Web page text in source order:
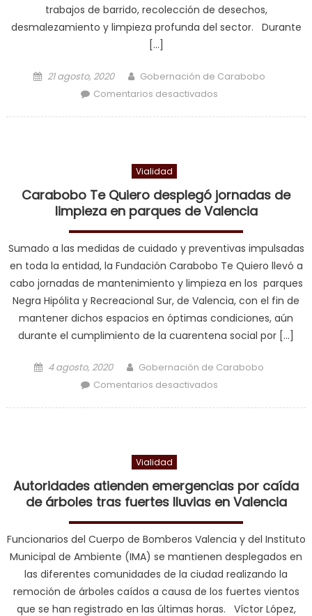
trabajos de barrido, recolección de desechos,
desmalezamiento y limpieza profunda del sector. Durante
[…]
Posted on
21 agosto, 2020 Author
Gobernación de Carabobo
Comentarios desactivados
Vialidad
Carabobo Te Quiero desplegó jornadas de
limpieza en parques de Valencia
Sumado a las medidas de cuidado y preventivas impulsadas
en toda la entidad, la Fundación Carabobo Te Quiero llevó a
cabo jornadas de mantenimiento y limpieza en los parques
Negra Hipólita y Recreacional Sur, de Valencia, con el fin de
mantener dichos espacios en óptimas condiciones, aún
durante el cumplimiento de la cuarentena social por […]
Posted on
4 agosto, 2020 Author
Gobernación de Carabobo
Comentarios desactivados
Vialidad
Autoridades atienden emergencias por caída
de árboles tras fuertes lluvias en Valencia
Funcionarios del Cuerpo de Bomberos Valencia y del Instituto
Municipal de Ambiente (IMA) se mantienen desplegados en
las diferentes comunidades de la ciudad realizando la
remoción de árboles caídos a causa de los fuertes vientos
que se han registrado en las últimas horas. Víctor López,